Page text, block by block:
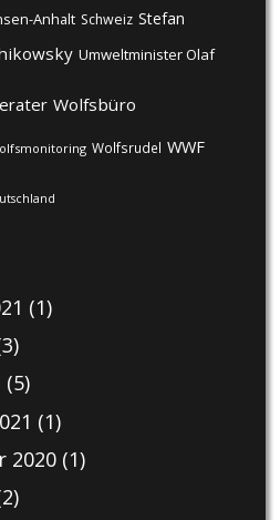
Anhalt Schweiz Stefan
Umweltminister Olaf
Wolfsbüro
Wolfsrudel WWF
(1)
(5)
(1)
2020(1)